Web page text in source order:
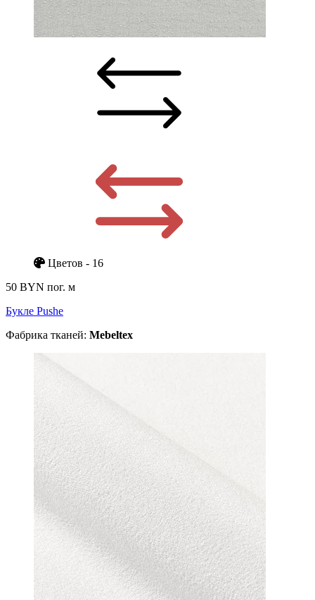
Цветов - 16
50 BYN пог. м
Букле Pushe
Фабрика тканей: Mebeltex